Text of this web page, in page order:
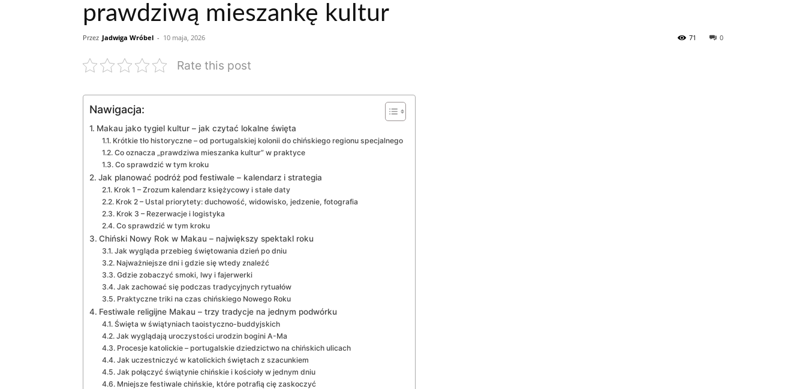
prawdziwą mieszankę kultur
Przez Jadwiga Wróbel - 10 maja, 2026 0
71
Rate this post
Nawigacja:
Makau jako tygiel kultur – jak czytać lokalne święta
Krótkie tło historyczne – od portugalskiej kolonii do chińskiego regionu specjalnego
Co oznacza „prawdziwa mieszanka kultur” w praktyce
Co sprawdzić w tym kroku
Jak planować podróż pod festiwale – kalendarz i strategia
Krok 1 – Zrozum kalendarz księżycowy i stałe daty
Krok 2 – Ustal priorytety: duchowość, widowisko, jedzenie, fotografia
Krok 3 – Rezerwacje i logistyka
Co sprawdzić w tym kroku
Chiński Nowy Rok w Makau – największy spektakl roku
Jak wygląda przebieg świętowania dzień po dniu
Najważniejsze dni i gdzie się wtedy znaleźć
Gdzie zobaczyć smoki, lwy i fajerwerki
Jak zachować się podczas tradycyjnych rytuałów
Praktyczne triki na czas chińskiego Nowego Roku
Festiwale religijne Makau – trzy tradycje na jednym podwórku
Święta w świątyniach taoistyczno-buddyjskich
Jak wyglądają uroczystości urodzin bogini A-Ma
Procesje katolickie – portugalskie dziedzictwo na chińskich ulicach
Jak uczestniczyć w katolickich świętach z szacunkiem
Jak połączyć świątynie chińskie i kościoły w jednym dniu
Mniejsze festiwale chińskie, które potrafią cię zaskoczyć